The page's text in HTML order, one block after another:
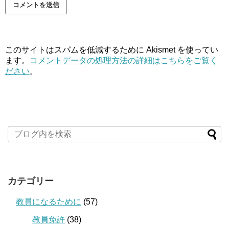
このサイトはスパムを低減するために Akismet を使ってい
ます。
コメントデータの処理方法の詳細はこちらをご覧く
ださい。
カテゴリー
教員になるために (57)
教員免許 (38)